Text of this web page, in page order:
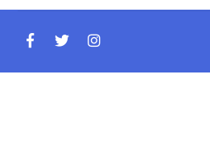
facebook
twitterinstagram